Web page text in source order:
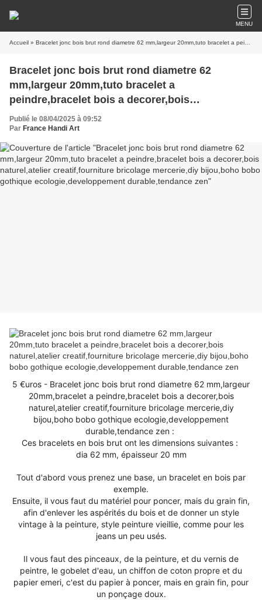
MENU
Accueil » Bracelet jonc bois brut rond diametre 62 mm,largeur 20mm,tuto bracelet a peindre,bracelet bois a decorer,bois naturel,atelier creatif,fourniture bricolage mercerie,diy bijou,boho bobo gothique ecologie,developpement durable,tendance zen
Bracelet jonc bois brut rond diametre 62
mm,largeur 20mm,tuto bracelet a
peindre,bracelet bois a decorer,bois
naturel,atelier creatif,fourniture bricolage
mercerie,diy bijou,boho bobo gothique
ecologie,developpement durable,tendance zen
Publié le 08/04/2025 à 09:52
Par France Handi Art
5 €uros - Bracelet jonc bois brut rond diametre 62 mm,largeur
20mm,bracelet a peindre,bracelet bois a decorer,bois
naturel,atelier creatif,fourniture bricolage mercerie,diy
bijou,boho bobo gothique ecologie,developpement
durable,tendance zen :
Ces bracelets en bois brut ont les dimensions suivantes :
dia 62 mm, épaisseur 20 mm
Tout d'abord vous prenez une base, un bracelet en bois par
exemple.
Ensuite, il vous faut du matériel pour poncer, mais du grain fin,
afin d'enlever les aspérités du bois et de donner un style
vintage à la peinture, style peinture vieillie, comme pour les
jeans un peu usés.
Il vous faut des pinceaux, de la peinture, et du vernis de
peintre, le gobelet d'eau, un chiffon de coton propre et du
papier emeri, c'est du papier à poncer, mais en grain fin, pour
un ponçage doux.